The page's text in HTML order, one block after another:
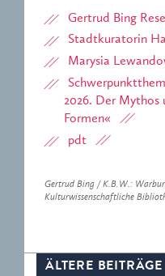
Gertrud Bing
Stadtkuratorin
Marysia
2026. Der Mythos
Formen«
pdt
Gertrud Bing / K.B.W.:
Kulturwissenschaftliche
ÄLTERE